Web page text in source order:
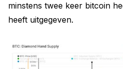
minstens twee keer bitcoin
heeft uitgegeven.